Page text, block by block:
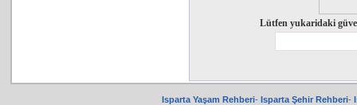
Lütfen yukaridaki
Isparta Yaşam Rehberi- Isparta Şehir Rehberi-